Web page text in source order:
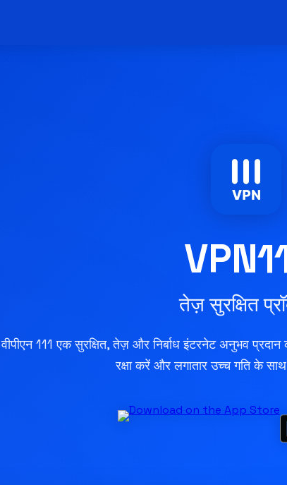
तेज़ सुरक्षित
वीपीएन 111 एक सुरक्षित, तेज़ और निर्बाध इंटरनेट अनुभव
रक्षा करें और लगातार उच्च गति के